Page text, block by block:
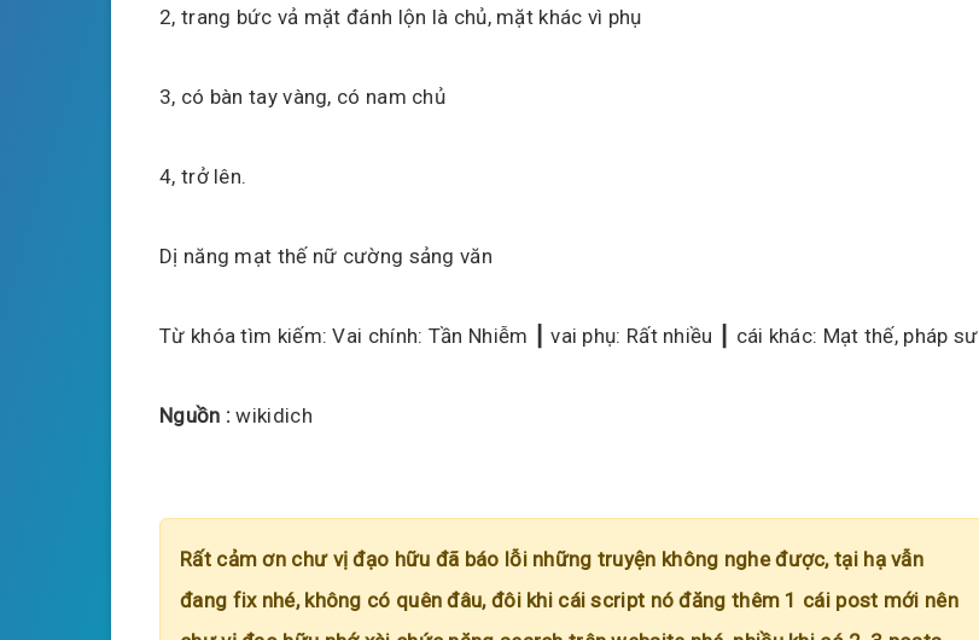
2, trang bức vả mặt đánh lộn là chủ, mặt khác vì phụ
3, có bàn tay vàng, có nam chủ
4, trở lên.
Dị năng mạt thế nữ cường sảng văn
Từ khóa tìm kiếm: Vai chính: Tần Nhiễm ┃ vai phụ: Rất nhiều ┃ cái khác: Mạt thế, pháp sư
Nguồn :wikidich
Rất cảm ơn chư vị đạo hữu đã báo lỗi những truyện không nghe được, tại hạ vẫn
đang fix nhé, không có quên đâu, đôi khi cái script nó đăng thêm 1 cái post mới nên